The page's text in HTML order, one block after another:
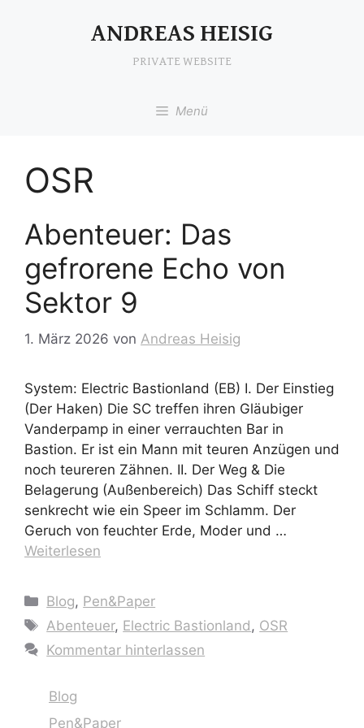
ANDREAS HEISIG
PRIVATE WEBSITE
Menü
OSR
Abenteuer: Das
gefrorene Echo von
Sektor 9
1. März 2026 von Andreas Heisig
System: Electric Bastionland (EB) I. Der Einstieg
(Der Haken) Die SC treffen ihren Gläubiger
Vanderpamp in einer verrauchten Bar in
Bastion. Er ist ein Mann mit teuren Anzügen und
noch teureren Zähnen. II. Der Weg & Die
Belagerung (Außenbereich) Das Schiff steckt
senkrecht wie ein Speer im Schlamm. Der
Geruch von feuchter Erde, Moder und …
Weiterlesen
Kategorien
Blog, Pen&Paper
Schlagwörter
Abenteuer, Electric Bastionland , OSR
Kommentar hinterlassen
Blog
Pen&Paper